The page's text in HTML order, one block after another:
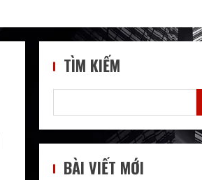
TÌM KIẾM
BÀI VIẾT MỚI